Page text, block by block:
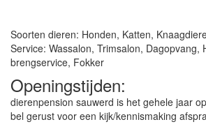
Soorten dieren: Honden, Katten,
Service: Wassalon, Trimsalon, Dagopvang,
brengservice, Fokker
Openingstijden:
dierenpension sauwerd is het gehele jaar
bel gerust voor een kijk/kennismaking